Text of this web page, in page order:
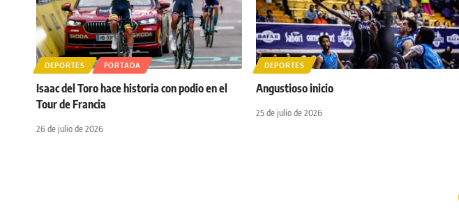
DEPORTES PORTADA
Isaac del Toro hace historia con podio en el
Tour de Francia
26 de julio de 2026
DEPORTES
Angustioso inicio
25 de julio de 2026